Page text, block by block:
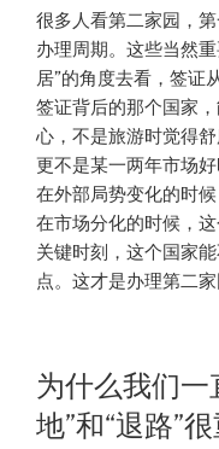
很多人看第二家园，
办理周期。这些当然
居”的角度去看，签证
签证背后的那个国家
心，不是旅游时觉得
更不是某一两年市场
在外部局势变化的时
在市场分化的时候，
关键时刻，这个国家
点。这才是办理第二
为什么我们一
地”和“退路”